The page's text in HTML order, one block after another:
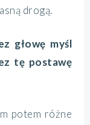
drogą.
głowę myśl
tę postawę
potem różne